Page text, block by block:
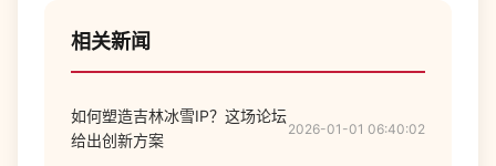
相关新闻
如何塑造吉林冰雪IP？这场论坛
给出创新方案
2026-01-01 06:40:02